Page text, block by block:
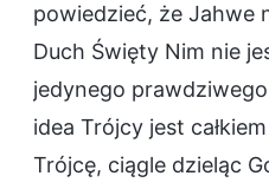
powiedzieć, że Jahwe
Duch Święty Nim nie
jedynego
idea Trójcy jest
Trójcę, ciągle dzieląc